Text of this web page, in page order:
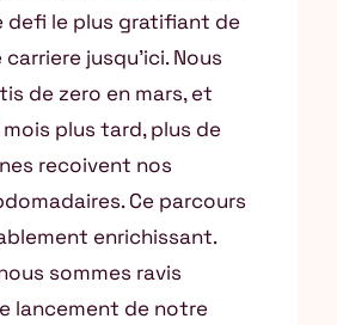
defi le plus gratifiant de
jusqu’ici. Nous
de zero en mars, et
plus tard, plus de
recoivent nos
Ce parcours
enrichissant.
sommes ravis
lancement de notre